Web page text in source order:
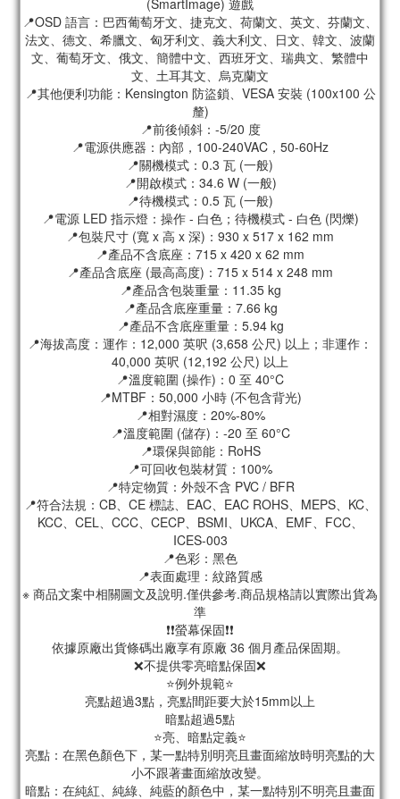
📍OSD 語言：巴西葡萄牙文、捷克文、荷蘭文、英文、芬蘭文、
法文、德文、希臘文、匈牙利文、義大利文、日文、韓文、波蘭
文、葡萄牙文、俄文、簡體中文、西班牙文、瑞典文、繁體中
文、土耳其文、烏克蘭文
📍其他便利功能：Kensington 防盜鎖、VESA 安裝 (100x100 公
釐)
📍前後傾斜：-5/20 度
📍電源供應器：內部，100-240VAC，50-60Hz
📍關機模式：0.3 瓦 (一般)
📍開啟模式：34.6 W (一般)
📍待機模式：0.5 瓦 (一般)
📍電源 LED 指示燈：操作 - 白色；待機模式 - 白色 (閃爍)
📍包裝尺寸 (寬 x 高 x 深)：930 x 517 x 162 mm
📍產品不含底座：715 x 420 x 62 mm
📍產品含底座 (最高高度)：715 x 514 x 248 mm
📍產品含包裝重量：11.35 kg
📍產品含底座重量：7.66 kg
📍產品不含底座重量：5.94 kg
📍海拔高度：運作：12,000 英呎 (3,658 公尺) 以上；非運作：
40,000 英呎 (12,192 公尺) 以上
📍溫度範圍 (操作)：0 至 40°C
📍MTBF：50,000 小時 (不包含背光)
📍相對濕度：20%-80%
📍溫度範圍 (儲存)：-20 至 60°C
📍環保與節能：RoHS
📍可回收包裝材質：100%
📍特定物質：外殼不含 PVC / BFR
📍符合法規：CB、CE 標誌、EAC、EAC ROHS、MEPS、KC、
KCC、CEL、CCC、CECP、BSMI、UKCA、EMF、FCC、
ICES-003
📍色彩：黑色
📍表面處理：紋路質感
※ 商品文案中相關圖文及說明.僅供參考.商品規格請以實際出貨為
準
❗❗螢幕保固❗❗
依據原廠出貨條碼出廠享有原廠 36 個月產品保固期。
❌不提供零亮暗點保固❌
⭐例外規範⭐
亮點超過3點，亮點間距要大於15mm以上
暗點超過5點
⭐亮、暗點定義⭐
亮點：在黑色顏色下，某一點特別明亮且畫面縮放時明亮點的大
小不跟著畫面縮放改變。
暗點：在純紅、純綠、純藍的顏色中，某一點特別不明亮且畫面